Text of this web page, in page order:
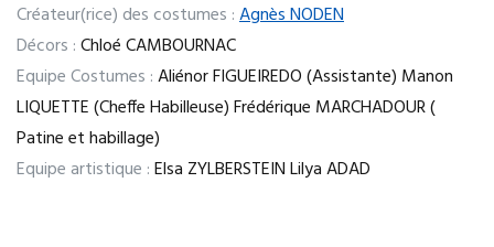
Créateur(rice) des costumes :Agnès NODEN
Décors :Chloé CAMBOURNAC
Equipe Costumes :Aliénor FIGUEIREDO (Assistante) Manon
LIQUETTE (Cheffe Habilleuse) Frédérique MARCHADOUR (
Patine et habillage)
Equipe artistique :Elsa ZYLBERSTEIN Lilya ADAD